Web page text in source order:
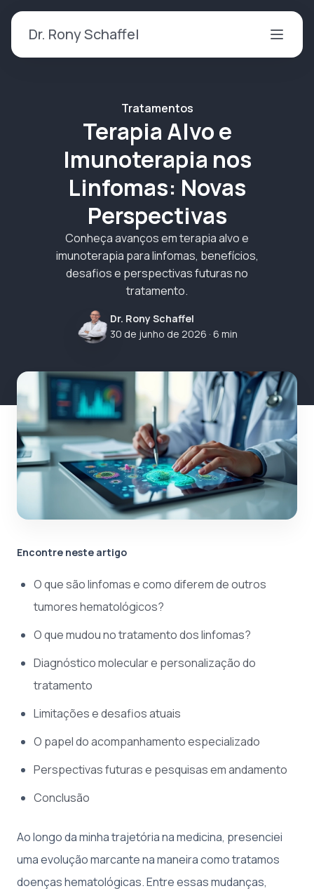
Dr. Rony Schaffel
Tratamentos
Terapia Alvo e
Imunoterapia nos
Linfomas: Novas
Perspectivas
Conheça avanços em terapia alvo e
imunoterapia para linfomas, benefícios,
desafios e perspectivas futuras no
tratamento.
Dr. Rony Schaffel
30 de junho de 2026 · 6 min
Encontre neste artigo
O que são linfomas e como diferem de outros
tumores hematológicos?
O que mudou no tratamento dos linfomas?
Diagnóstico molecular e personalização do
tratamento
Limitações e desafios atuais
O papel do acompanhamento especializado
Perspectivas futuras e pesquisas em andamento
Conclusão
Ao longo da minha trajetória na medicina, presenciei
uma evolução marcante na maneira como tratamos
doenças hematológicas. Entre essas mudanças,